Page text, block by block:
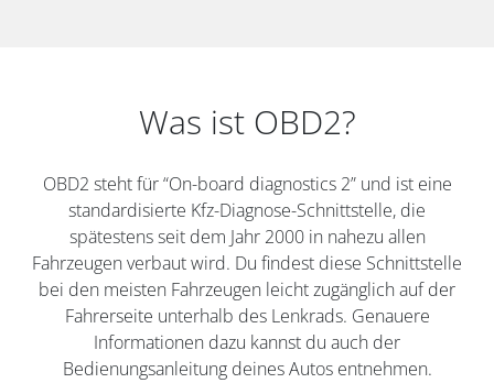
Was ist OBD2?
OBD2 steht für “On-board diagnostics 2” und ist eine
standardisierte Kfz-Diagnose-Schnittstelle, die
spätestens seit dem Jahr 2000 in nahezu allen
Fahrzeugen verbaut wird. Du findest diese Schnittstelle
bei den meisten Fahrzeugen leicht zugänglich auf der
Fahrerseite unterhalb des Lenkrads. Genauere
Informationen dazu kannst du auch der
Bedienungsanleitung deines Autos entnehmen.